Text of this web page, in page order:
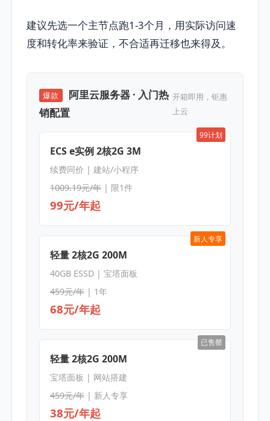
建议先选一个主节点跑1-3个月，用实际访问速
度和转化率来验证，不合适再迁移也来得及。
爆款
阿里云服务器 · 入门热
销配置
开箱即用，钜惠
上云
99计划
ECS e实例 2核2G 3M
续费同价 | 建站/小程序
1009.19元/年| 限1件
99元/年起
新人专享
轻量 2核2G 200M
40GB ESSD | 宝塔面板
459元/年| 1年
68元/年起
已售罄
轻量 2核2G 200M
宝塔面板 | 网站搭建
459元/年| 新人专享
38元/年起